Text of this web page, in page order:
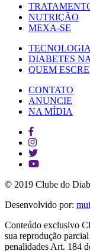
NUTRIÇÃO
MEXA-SE
TECNOLOGIA
DIABETES
QUEM
CONTATO
ANUNCIE
NA MÍDIA
© 2019 Clube do
Desenvolvido por:
Conteúdo exclusivo
sua reprodução
penalidades Art. 184